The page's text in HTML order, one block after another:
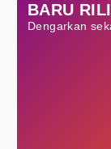
BARU
Dengarkan